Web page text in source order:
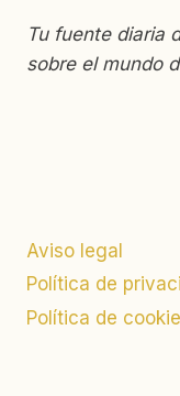
Tu fuente diaria
sobre el mundo
Aviso legal
Política de
Política de